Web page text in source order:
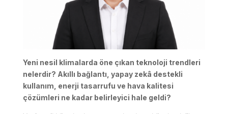
Yeni nesil klimalarda öne çıkan teknoloji trendleri
nelerdir? Akıllı bağlantı, yapay zekâ destekli
kullanım, enerji tasarrufu ve hava kalitesi
çözümleri ne kadar belirleyici hale geldi?